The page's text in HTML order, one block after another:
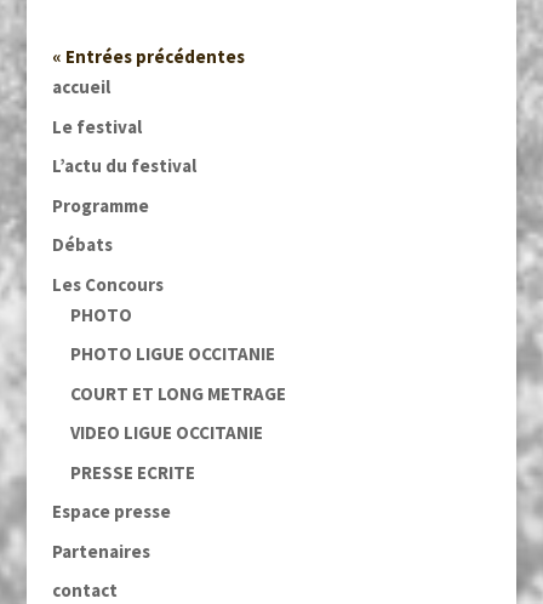
« Entrées précédentes
accueil
Le festival
L’actu du festival
Programme
Débats
Les Concours
PHOTO
PHOTO LIGUE OCCITANIE
COURT ET LONG METRAGE
VIDEO LIGUE OCCITANIE
PRESSE ECRITE
Espace presse
Partenaires
contact